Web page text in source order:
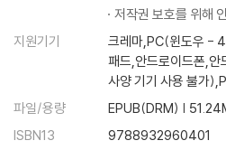
저작권 보호를 위해
지원기기
크레마,PC(윈도우 -
패드,안드로이드폰,안
사양 기기 사용 불가
파일/용량
EPUB(DRM) |
ISBN13
9788932960401